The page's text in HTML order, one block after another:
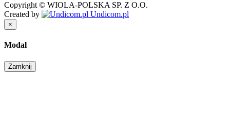
Copyright © WIOLA-POLSKA SP. Z O.O.
Created by
Undicom.pl
×
Modal
Zamknij